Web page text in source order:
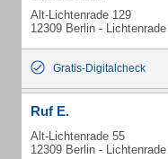
Alt-Lichtenrade 129
12309 Berlin - Lichtenrade
Gratis-Digitalcheck
Ruf E.
Alt-Lichtenrade 55
12309 Berlin - Lichtenrade